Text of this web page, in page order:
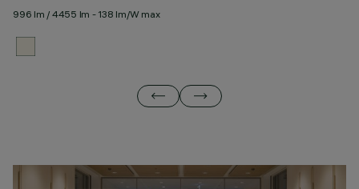
996 lm / 4455 lm - 138 lm/W max